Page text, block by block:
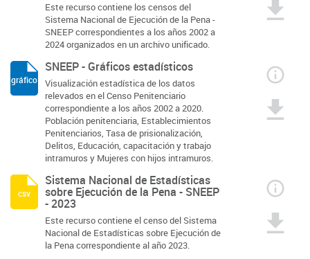
Este recurso contiene los censos del
Sistema Nacional de Ejecución de la Pena -
SNEEP correspondientes a los años 2002 a
2024 organizados en un archivo unificado.
SNEEP - Gráficos estadísticos
Visualización estadística de los datos
relevados en el Censo Penitenciario
correspondiente a los años 2002 a 2020.
Población penitenciaria, Establecimientos
Penitenciarios, Tasa de prisionalización,
Delitos, Educación, capacitación y trabajo
intramuros y Mujeres con hijos intramuros.
gráfico
Sistema Nacional de Estadísticas
sobre Ejecución de la Pena - SNEEP
- 2023
Este recurso contiene el censo del Sistema
Nacional de Estadísticas sobre Ejecución de
la Pena correspondiente al año 2023.
csv